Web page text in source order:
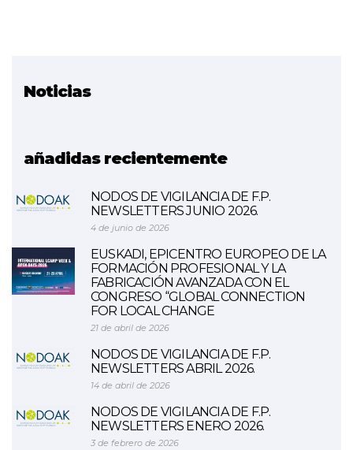
Noticias
añadidas recientemente
NODOS DE VIGILANCIA DE F.P.
NEWSLETTERS JUNIO 2026.
4 de junio de 2026
EUSKADI, EPICENTRO EUROPEO DE LA
FORMACIÓN PROFESIONAL Y LA
FABRICACIÓN AVANZADA CON EL
CONGRESO “GLOBAL CONNECTION
FOR LOCAL CHANGE
21 de abril de 2026
NODOS DE VIGILANCIA DE F.P.
NEWSLETTERS ABRIL 2026.
14 de abril de 2026
NODOS DE VIGILANCIA DE F.P.
NEWSLETTERS ENERO 2026.
3 de febrero de 2026